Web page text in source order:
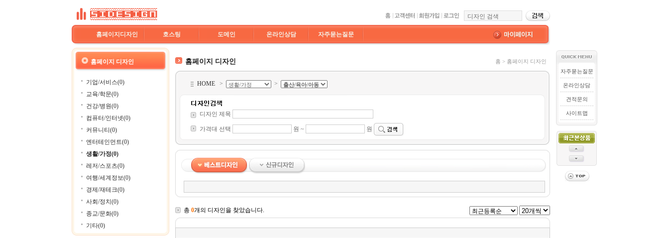
홈페이지디자인 호스팅 도메인 온라인상담 자주묻는질문
홈페이지 디자인
기업/서비스(0)
교육/학문(0)
건강/병원(0)
컴퓨터/인터넷(0)
커뮤니티(0)
엔터테인먼트(0)
생활/가정(0)
레저/스포츠(0)
여행/세계정보(0)
경제/재테크(0)
사회/정치(0)
종교/문화(0)
기타(0)
홈페이지 디자인 홈 > 홈페이지 디자인
HOME > >
디자인 제목
가격대 선택 원 ~ 원
총 0개의 디자인을 찾았습니다.
자주묻는질문
온라인상담
견적문의
사이트맵